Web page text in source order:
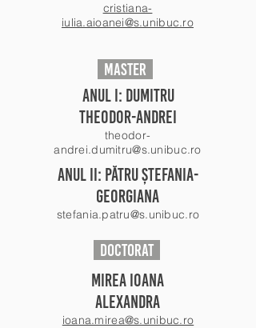
cristiana-
iulia.aioanei@s.unibuc.ro
master
anul i: dumitru
theodor-andrei
theodor-
andrei.dumitru@s.unibuc.ro
anul Ii: pătru ștefania-
georgiana
stefania.patru@s.unibuc.ro
doctorat
mirea ioana
alexandra
ioana.mirea@s.unibuc.ro